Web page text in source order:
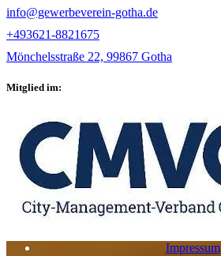
info@gewerbeverein-gotha.de
+493621-8821675
Mönchelsstraße 22, 99867 Gotha
Mitglied im:
Impressum